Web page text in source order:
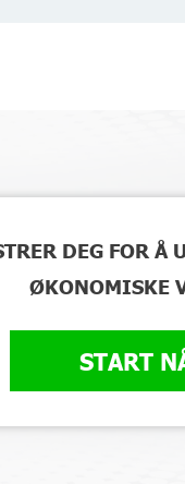
DEG FOR Å
ØKONOMISKE
START